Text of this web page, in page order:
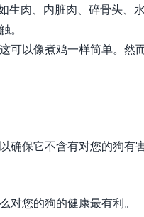
生肉、内脏肉、碎骨头、
。
可以像煮鸡一样简单。然
确保它不含有对您的狗有
您的狗的健康最有利。